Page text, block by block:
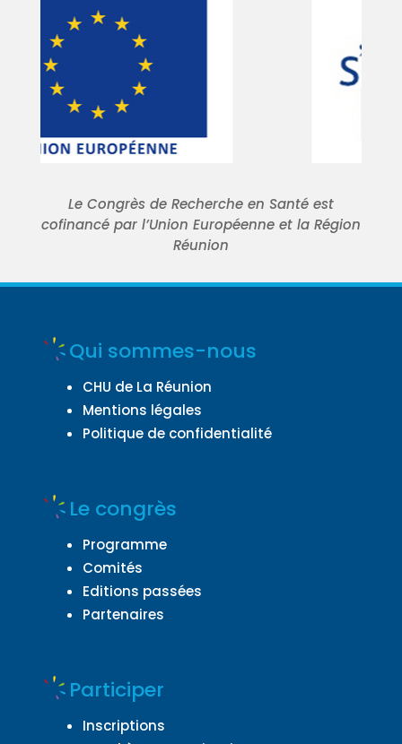
Le Congrès de Recherche en Santé est
cofinancé par l’Union Européenne et la Région
Réunion
Qui sommes-nous
CHU de La Réunion
Mentions légales
Politique de confidentialité
Le congrès
Programme
Comités
Editions passées
Partenaires
Participer
Inscriptions